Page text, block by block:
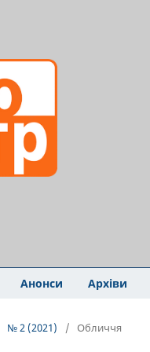
Анонси Архіви
№ 2 (2021) / Обличчя